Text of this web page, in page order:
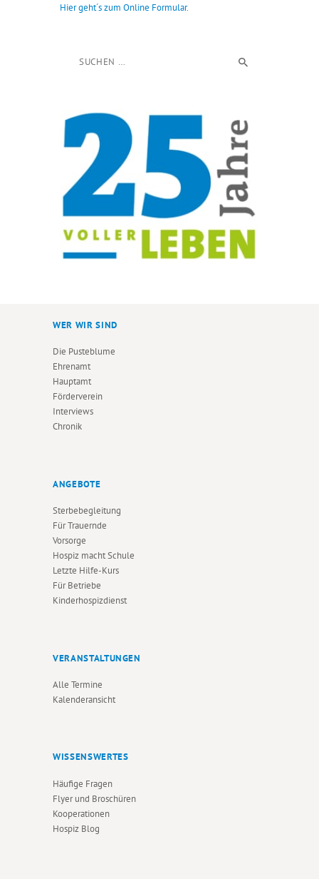
Hier geht´s zum Online Formular.
WER WIR SIND
Die Pusteblume
Ehrenamt
Hauptamt
Förderverein
Interviews
Chronik
ANGEBOTE
Sterbebegleitung
Für Trauernde
Vorsorge
Hospiz macht Schule
Letzte Hilfe-Kurs
Für Betriebe
Kinderhospizdienst
VERANSTALTUNGEN
Alle Termine
Kalenderansicht
WISSENSWERTES
Häufige Fragen
Flyer und Broschüren
Kooperationen
Hospiz Blog